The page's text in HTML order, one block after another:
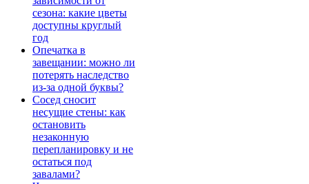
сезона: какие цветы
доступны круглый
год
Опечатка в
завещании: можно ли
потерять наследство
из-за одной буквы?
Сосед сносит
несущие стены: как
остановить
незаконную
перепланировку и не
остаться под
завалами?